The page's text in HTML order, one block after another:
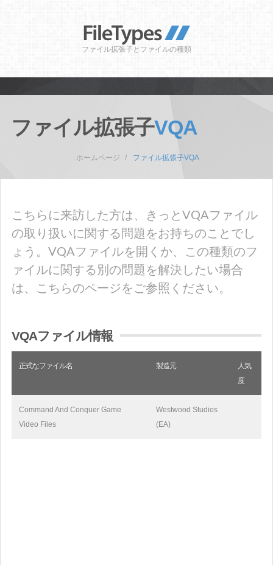
ファイル拡張子とファイルの種類
ファイル拡張子VQA
ホームページ ファイル拡張子VQA
こちらに来訪した方は、きっとVQAファイル
の取り扱いに関する問題をお持ちのことでし
ょう。VQAファイルを開くか、この種類のフ
ァイルに関する別の問題を解決したい場合
は、こちらのページをご参照ください。
VQAファイル情報
正式なファイル名 製造元
人気
度
Command And Conquer Game
Video Files
Westwood Studios
(EA)